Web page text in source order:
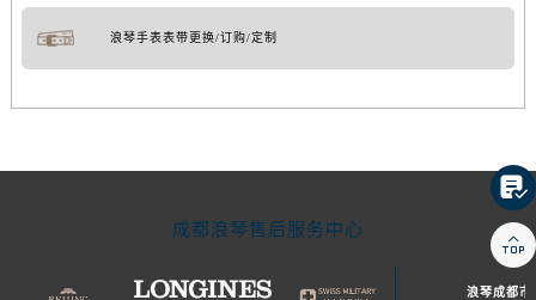
浪琴手表表带更换/订购/定制
成都浪琴售后服务中心
浪琴成都市

